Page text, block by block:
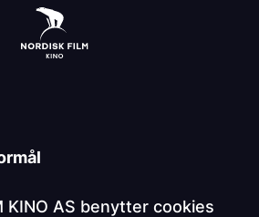
KINO AS benytter cookies